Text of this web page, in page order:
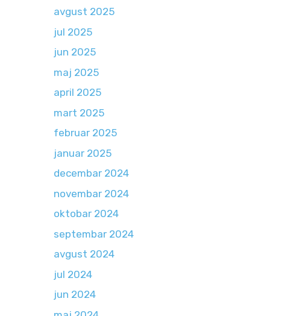
avgust 2025
jul 2025
jun 2025
maj 2025
april 2025
mart 2025
februar 2025
januar 2025
decembar 2024
novembar 2024
oktobar 2024
septembar 2024
avgust 2024
jul 2024
jun 2024